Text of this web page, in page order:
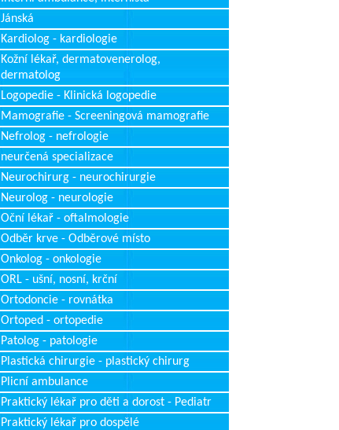
Jánská
Kardiolog - kardiologie
Kožní lékař, dermatovenerolog,
dermatolog
Logopedie - Klinická logopedie
Mamografie - Screeningová mamografie
Nefrolog - nefrologie
neurčená specializace
Neurochirurg - neurochirurgie
Neurolog - neurologie
Oční lékař - oftalmologie
Odběr krve - Odběrové místo
Onkolog - onkologie
ORL - ušní, nosní, krční
Ortodoncie - rovnátka
Ortoped - ortopedie
Patolog - patologie
Plastická chirurgie - plastický chirurg
Plicní ambulance
Praktický lékař pro děti a dorost - Pediatr
Praktický lékař pro dospělé